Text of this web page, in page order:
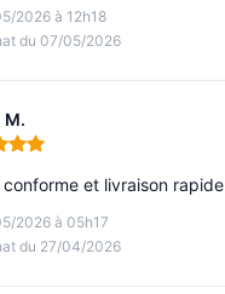
2026 à 12h18
du 07/05/2026
M.
5 sur 5
2026 à 05h17
du 27/04/2026
et livraison rapide